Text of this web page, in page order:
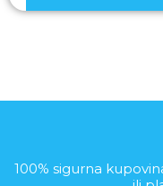
100% sigurna